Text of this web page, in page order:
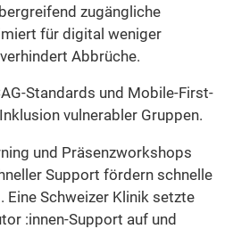
zugängliche
für digital weniger
Abbrüche.
Standards und Mobile-First-
vulnerabler Gruppen.
und Präsenzworkshops
Support fördern schnelle
Eine Schweizer Klinik setzte
:innen-Support auf und